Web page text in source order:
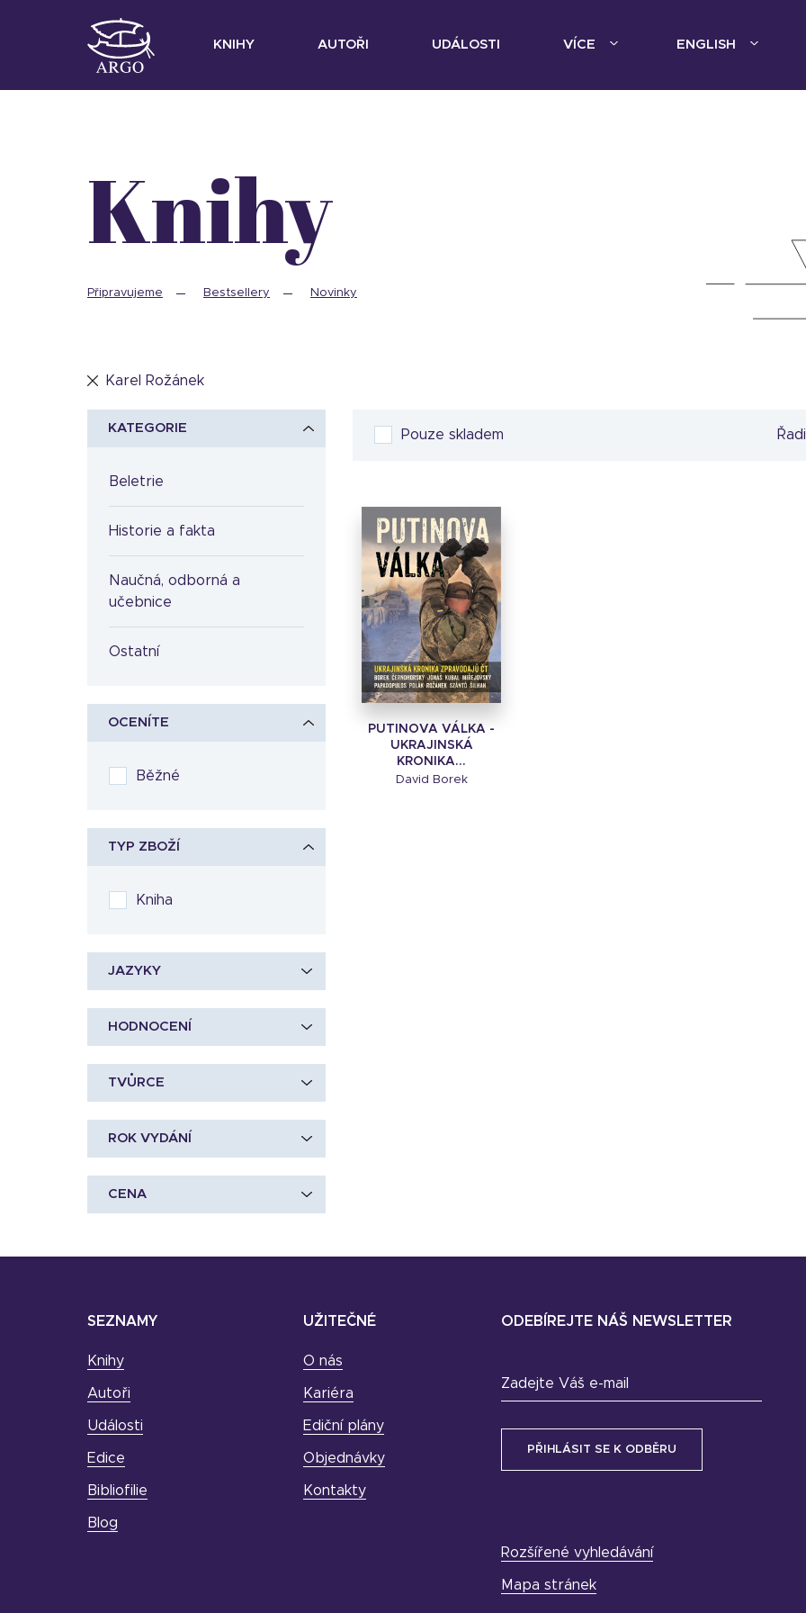
KNIHY AUTOŘI UDÁLOSTI VÍCE ENGLISH
Knihy
Připravujeme Bestsellery Novinky
Karel Rožánek
KATEGORIE
Beletrie
Historie a fakta
Naučná, odborná a
učebnice
Ostatní
OCENÍTE
Běžné
TYP ZBOŽÍ
Kniha
JAZYKY
HODNOCENÍ
TVŮRCE
ROK VYDÁNÍ
CENA
Pouze skladem
PUTINOVA VÁLKA -
UKRAJINSKÁ
KRONIKA...
David Borek
SEZNAMY
Knihy
Autoři
Události
Edice
Bibliofilie
Blog
UŽITEČNÉ
O nás
Kariéra
Ediční plány
Objednávky
Kontakty
ODEBÍREJTE NÁŠ NEWSLETTER
Zadejte Váš e-mail
Rozšířené vyhledávání
Mapa stránek